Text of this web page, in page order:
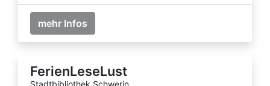
mehr Infos
FerienLeseLust
Stadtbibliothek Schwerin